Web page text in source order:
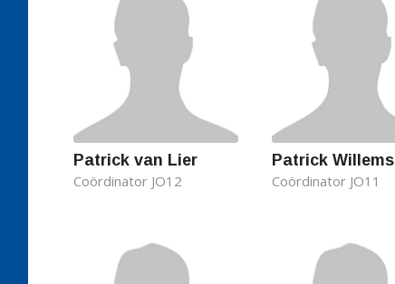
Patrick van Lier
Coördinator JO12
Patrick Willems
Coördinator JO11